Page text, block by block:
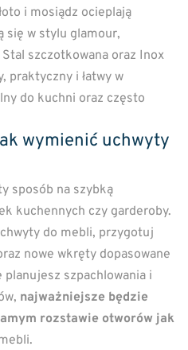
i mosiądz ocieplają
się w stylu glamour,
szczotkowana oraz Inox
praktyczny i łatwy w
do kuchni oraz często
wymienić uchwyty
sposób na szybką
kuchennych czy garderoby.
do mebli, przygotuj
nowe wkręty dopasowane
szpachlowania i
najważniejsze będzie
rozstawie otworów jak